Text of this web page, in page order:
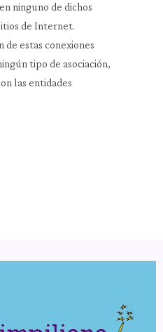
ninguno de dichos
de Internet.
estas conexiones
tipo de asociación,
las entidades